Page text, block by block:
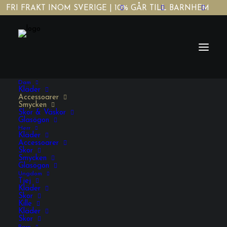
FRI FRAKT INOM SVERIGE | 10% GÅR TILL BARNHEM
Dam
Kläder
Accessoarer
Smycken
Skor & Väskor
Glasögon
Herr
Kläder
Accessoarer
Skor
Smycken
Glasögon
Ungdom
Tjej
Kläder
Skor
Kille
Kläder
Skor
Gold Drops
769,00
Gold
Drops